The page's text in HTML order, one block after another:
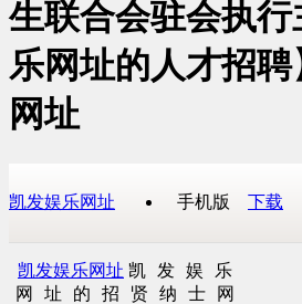
生联合会驻会执
乐网址的人才招
网址
凯发娱乐网址 手机版 下载
凯发娱乐网址 凯发娱乐
网址的招贤纳士网